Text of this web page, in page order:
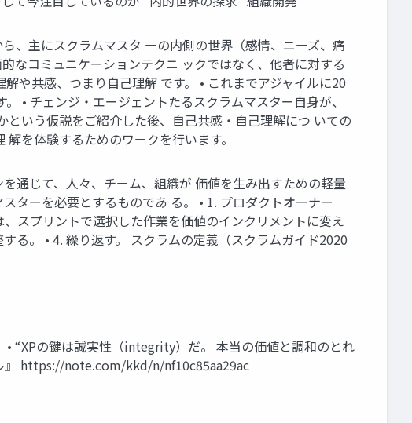
、主にスクラムマスタ ーの内側の世界（感情、ニーズ、痛
なコミュニケーションテクニ ックではなく、他者に対する
や共感、つまり自己理解 です。 • これまでアジャイルに20
• チェンジ・エージェントたるスクラムマスター自身が、
いう仮説をご紹介した後、自己共感・自己理解につ いての
を体験するためのワークを行います。
通じて、人々、チーム、組織が 価値を生み出すための軽量
ターを必要とするものであ る。 • 1. プロダクトオーナー
スプリントで選択した作業を価値のインクリメントに変え
る。 • 4. 繰り返す。 スクラムの定義（スクラムガイド2020
“XPの鍵は誠実性（integrity）だ。 本当の価値と調和のとれ
』 https://note.com/kkd/n/nf10c85aa29ac